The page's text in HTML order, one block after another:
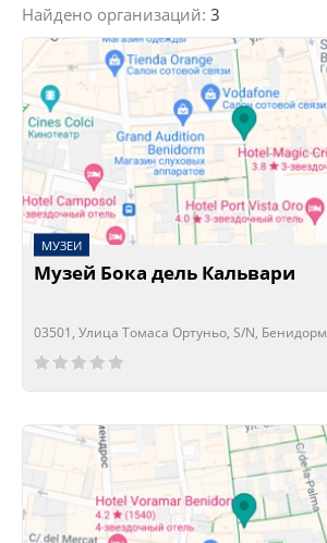
Найдено организаций: 3
МУЗЕИ
Музей Бока дель Кальвари
03501, Улица Томаса Ортуньо, S/N, Бенидорм
Сейчас открыто!
Сейчас закрыто!